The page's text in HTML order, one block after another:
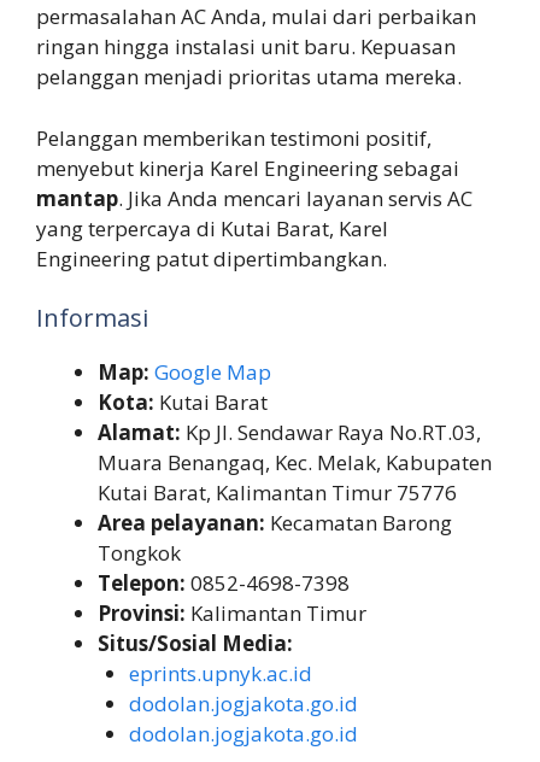
permasalahan AC Anda, mulai dari perbaikan
ringan hingga instalasi unit baru. Kepuasan
pelanggan menjadi prioritas utama mereka.
Pelanggan memberikan testimoni positif,
menyebut kinerja Karel Engineering sebagai
mantap. Jika Anda mencari layanan servis AC
yang terpercaya di Kutai Barat, Karel
Engineering patut dipertimbangkan.
Informasi
Map: Google Map
Kota: Kutai Barat
Alamat: Kp Jl. Sendawar Raya No.RT.03,
Muara Benangaq, Kec. Melak, Kabupaten
Kutai Barat, Kalimantan Timur 75776
Area pelayanan: Kecamatan Barong
Tongkok
Telepon: 0852-4698-7398
Provinsi: Kalimantan Timur
Situs/Sosial Media:
eprints.upnyk.ac.id
dodolan.jogjakota.go.id
dodolan.jogjakota.go.id